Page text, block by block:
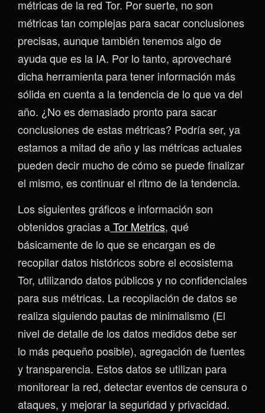
métricas de la red Tor. Por suerte, no son
métricas tan complejas para sacar conclusiones
precisas, aunque también tenemos algo de
ayuda que es la IA. Por lo tanto, aprovecharé
dicha herramienta para tener información más
sólida en cuenta a la tendencia de lo que va del
año. ¿No es demasiado pronto para sacar
conclusiones de estas métricas? Podría ser, ya
estamos a mitad de año y las métricas actuales
pueden decir mucho de cómo se puede finalizar
el mismo, es continuar el ritmo de la tendencia.
Los siguientes gráficos e información son
obtenidos gracias aTor Metrics, qué
básicamente de lo que se encargan es de
recopilar datos históricos sobre el ecosistema
Tor, utilizando datos públicos y no confidenciales
para sus métricas. La recopilación de datos se
realiza siguiendo pautas de minimalismo (El
nivel de detalle de los datos medidos debe ser
lo más pequeño posible), agregación de fuentes
y transparencia. Estos datos se utilizan para
monitorear la red, detectar eventos de censura o
ataques, y mejorar la seguridad y privacidad.